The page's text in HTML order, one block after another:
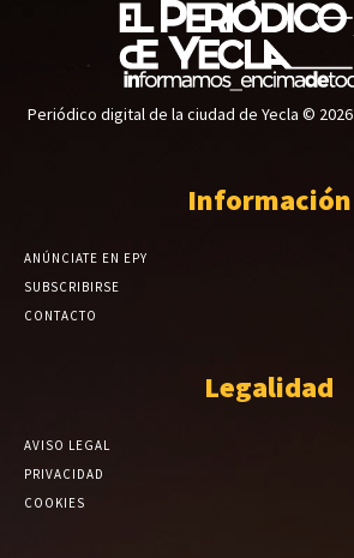
Periódico digital de la ciudad de Yecla © 2026
Información
ANÚNCIATE EN EPY
SUBSCRIBIRSE
CONTACTO
Legalidad
AVISO LEGAL
PRIVACIDAD
COOKIES